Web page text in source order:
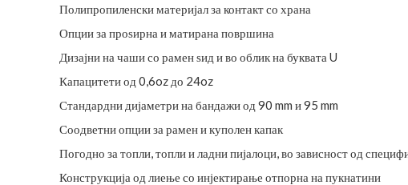
Полипропиленски материјал за контакт со храна
Опции за проѕирна и матирана површина
Дизајни на чаши со рамен ѕид и во облик на буквата U
Капацитети од 0,6oz до 24oz
Стандардни дијаметри на бандажи од 90 mm и 95 mm
Соодветни опции за рамен и куполен капак
Погодно за топли, топли и ладни пијалоци, во зависност од
Конструкција од лиење со инјектирање отпорна на пукнатини